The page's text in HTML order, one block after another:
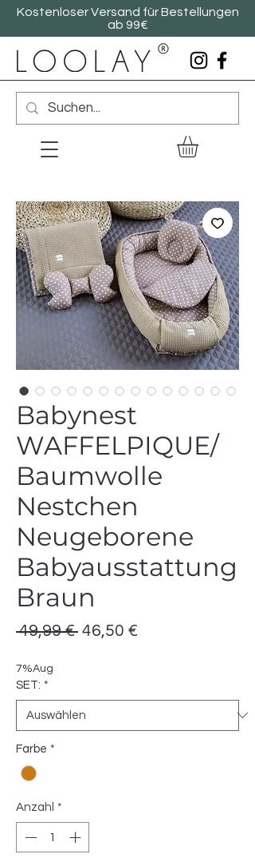
Kostenloser Versand für Bestellungen
ab 99€
Babynest
WAFFELPIQUE/
Baumwolle
Nestchen
Neugeborene
Babyausstattung
Braun
49,99 € Standardpreis
46,50 €
7%Aug
SET: *
Farbe *
Anzahl *